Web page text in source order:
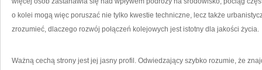
o kolei mogą więc poruszać nie tylko kwestie techniczne, lecz także
zrozumieć, dlaczego rozwój połączeń kolejowych jest istotny dla jakości życia.
Ważną cechą strony jest jej jasny profil. Odwiedzający szybko rozumie, że